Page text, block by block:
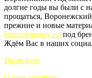
долгие годы вы были с
прощаться,
прежние и новые
https://vrnency.ru/под
Ждём Вас в наших
Вконтакте